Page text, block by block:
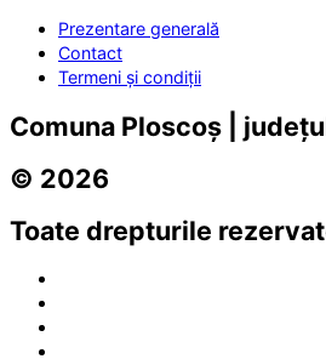
Prezentare generală
Contact
Termeni și condiții
Comuna Ploscoș |
© 2026
Toate drepturile